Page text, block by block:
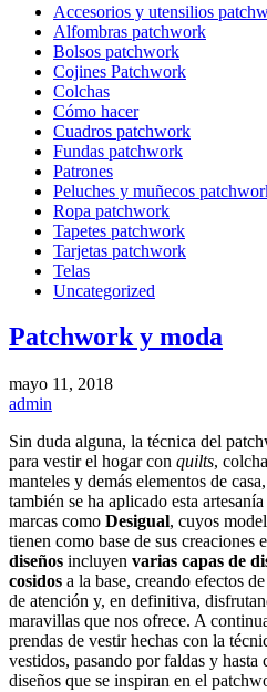
Accesorios y utensilios
Alfombras patchwork
Bolsos patchwork
Cojines Patchwork
Colchas
Cómo hacer
Cuadros patchwork
Fundas patchwork
Patrones
Peluches y muñecos
Ropa patchwork
Tapetes patchwork
Tarjetas patchwork
Telas
Uncategorized
Patchwork y moda
mayo 11, 2018
admin
Sin duda alguna, la técnica del
para vestir el hogar con quilts,
manteles y demás elementos de
también se ha aplicado esta artesanía
marcas como Desigual, cuyos
tienen como base de sus creaciones
diseños incluyen varias capas de
cosidos a la base, creando efectos de
de atención y, en definitiva,
maravillas que nos ofrece. A
prendas de vestir hechas con la
vestidos, pasando por faldas y hasta
diseños que se inspiran en el